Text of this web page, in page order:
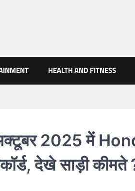
HEALTH AND FITNESS
2025 में
देखे साड़ी कीमते